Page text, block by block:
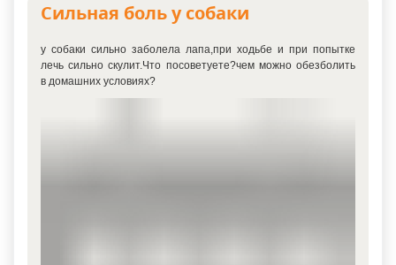
Сильная боль у собаки
у собаки сильно заболела лапа,при ходьбе и при попытке
лечь сильно скулит.Что посоветуете?чем можно обезболить
в домашних условиях?